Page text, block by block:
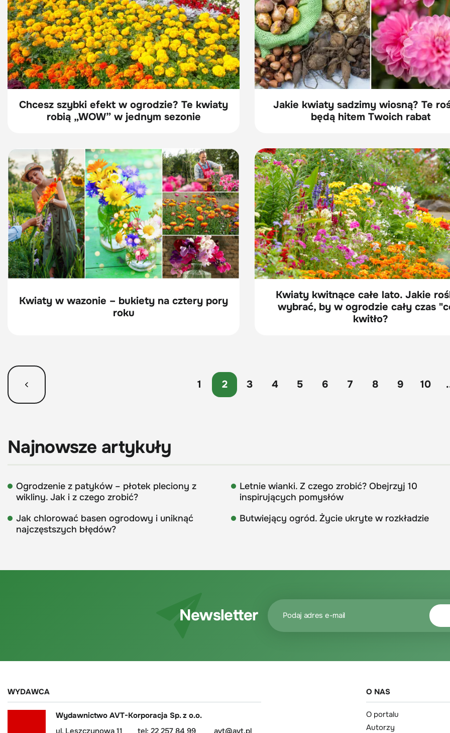
Chcesz szybki efekt w ogrodzie? Te kwiaty
robią „WOW” w jednym sezonie
Jakie kwiaty sadzimy wiosną? Te
będą hitem Twoich rabat
Kwiaty w wazonie – bukiety na cztery pory
roku
Kwiaty kwitnące całe lato. Jakie
wybrać, by w ogrodzie cały czas
kwitło?
1 2 3 4 5 6 7 8 9 10
Najnowsze artykuły
Ogrodzenie z patyków – płotek pleciony z
wikliny. Jak i z czego zrobić?
Letnie wianki. Z czego zrobić? Obejrzyj 10
inspirujących pomysłów
Jak chlorować basen ogrodowy i uniknąć
najczęstszych błędów?
Butwiejący ogród. Życie ukryte w rozkładzie
Newsletter
WYDAWCA
Wydawnictwo AVT-Korporacja Sp. z o.o.
ul. Leszczynowa 11
tel: 22 257 84 99 avt@avt.pl
O NAS
O portalu
Autorzy